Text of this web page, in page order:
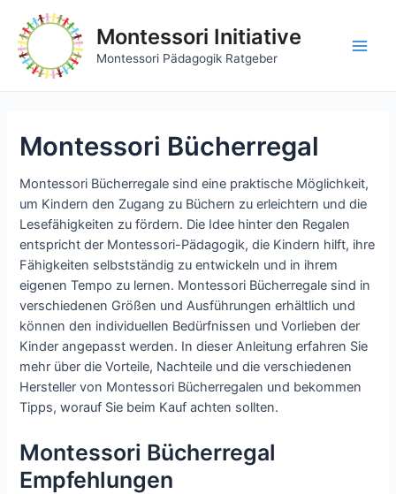
Inhalt
springen
Montessori Initiative
Montessori Pädagogik Ratgeber
Montessori Bücherregal
Montessori Bücherregale sind eine praktische Möglichkeit,
um Kindern den Zugang zu Büchern zu erleichtern und die
Lesefähigkeiten zu fördern. Die Idee hinter den Regalen
entspricht der Montessori-Pädagogik, die Kindern hilft, ihre
Fähigkeiten selbstständig zu entwickeln und in ihrem
eigenen Tempo zu lernen. Montessori Bücherregale sind in
verschiedenen Größen und Ausführungen erhältlich und
können den individuellen Bedürfnissen und Vorlieben der
Kinder angepasst werden. In dieser Anleitung erfahren Sie
mehr über die Vorteile, Nachteile und die verschiedenen
Hersteller von Montessori Bücherregalen und bekommen
Tipps, worauf Sie beim Kauf achten sollten.
Montessori Bücherregal
Empfehlungen